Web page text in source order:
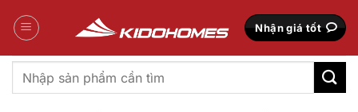
qua
Nhận giá tốt
Tìm
kiếm: